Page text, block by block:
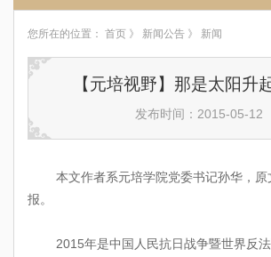
您所在的位置： 首页 》 新闻公告 》 新闻
【元培视野】那是太阳升
发布时间：2015-05-12
本文作者系元培学院党委书记孙华，原
报。
2015年是中国人民抗日战争暨世界反